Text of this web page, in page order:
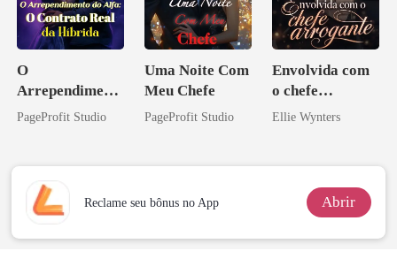
O
Arrependiment
o do Alfa: O
PageProfit Studio
Uma Noite Com
Meu Chefe
PageProfit Studio
Envolvida com
o chefe
arrogante
Ellie Wynters
Reclame seu bônus no App Abrir